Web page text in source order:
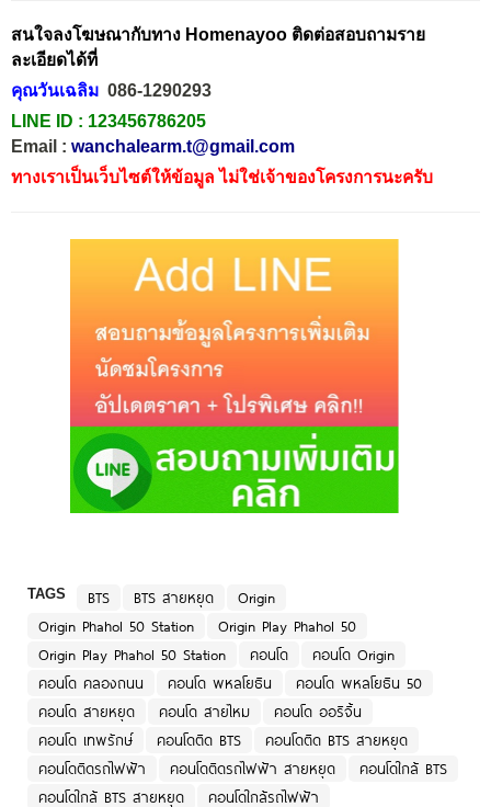
สนใจลงโฆษณากับทาง Homenayoo ติดต่อสอบถามราย
ละเอียดได้ที่
คุณวันเฉลิม 086-1290293
LINE ID : 123456786205
Email : wanchalearm.t@gmail.com
ทางเราเป็นเว็บไซต์ให้ข้อมูล ไม่ใช่เจ้าของโครงการนะครับ
TAGS BTS BTS สายหยุด
Origin
Origin Phahol 50 Station
Origin Play Phahol 50
Origin Play Phahol 50 Station
คอนโด
คอนโด Origin
คอนโด คลองถนน
คอนโด พหลโยธิน
คอนโด พหลโยธิน 50
คอนโด สายหยุด
คอนโด สายไหม
คอนโด ออริจิ้น
คอนโด เทพรักษ์
คอนโดติด BTS
คอนโดติด BTS สายหยุด
คอนโดติดรถไฟฟ้า
คอนโดติดรถไฟฟ้า สายหยุด
คอนโดใกล้ BTS
คอนโดใกล้ BTS สายหยุด
คอนโดใกล้รถไฟฟ้า